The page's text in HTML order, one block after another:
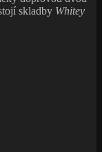
skladby Whitey